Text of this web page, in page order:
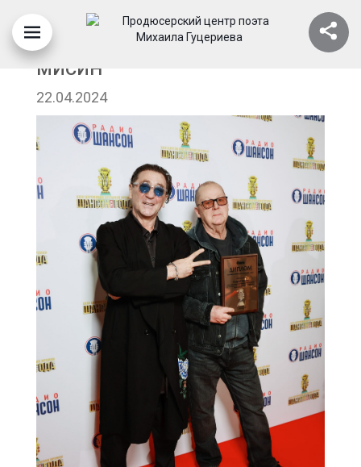
ГРИГОРИЙ ЛЕПС И АНДРЕЙ
МИСИН
22.04.2024